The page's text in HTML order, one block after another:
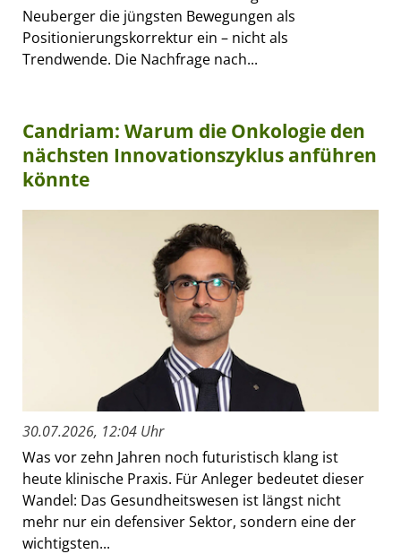
Neuberger die jüngsten Bewegungen als
Positionierungskorrektur ein – nicht als
Trendwende. Die Nachfrage nach...
Candriam: Warum die Onkologie den
nächsten Innovationszyklus anführen
könnte
30.07.2026, 12:04 Uhr
Was vor zehn Jahren noch futuristisch klang ist
heute klinische Praxis. Für Anleger bedeutet dieser
Wandel: Das Gesundheitswesen ist längst nicht
mehr nur ein defensiver Sektor, sondern eine der
wichtigsten...